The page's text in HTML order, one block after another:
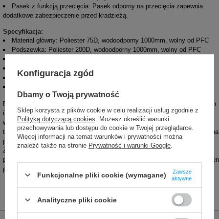
Pasek z funkcją przecięcia: Pasek odporny na przecięcia zapewnia
dodatkowe zabezpieczenie przed kradzieżą.
Specyfikacja:
Materiał główny: Poliester 75D, wodoodporny 1000mm, wolny od PFC
Podszewka: Poliester 200D, wodoodporny 1000mm, wolny od PFC
Dostępne kolory: Czarny i Szary
Waga: 50 g
Portfel Coversafe X100 jest doskonałym rozwiązaniem dla osób aktywnych
i podróżujących, które potrzebują niezawodnej ochrony swoich
wartościowych przedmiotów. Dzięki zastosowaniu zaawansowanych
technologii antykradzieżowych, takich jak RFIDsafe™ i paska odpornego na
przecięcia, możesz czuć się bezpiecznie i komfortowo w każdej sytuacji​.
Zakup portfela Pacsafe Coversafe X100 to inwestycja w spokój ducha
podczas każdej podróży. Dzięki niezawodnym technologiom ochronnym, ten
portfel na pas stanie się Twoim nieodłącznym towarzyszem.
Konfiguracja zgód
Dbamy o Twoją prywatność
Sklep korzysta z plików cookie w celu realizacji usług zgodnie z
Polityką dotyczącą cookies . Możesz określić warunki
przechowywania lub dostępu do cookie w Twojej przeglądarce.
Więcej informacji na temat warunków i prywatności można
znaleźć także na stronie Prywatność i warunki Google
Funkcjonalne pliki cookie (wymagane)
Zawsze
aktywne
Analityczne pliki cookie